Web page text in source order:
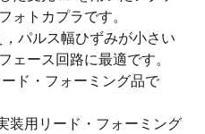
ォトカプラです。
パルス幅ひずみが小さい
ェース回路に最適です。
ド・フォーミング品で
装用リード・フォーミング